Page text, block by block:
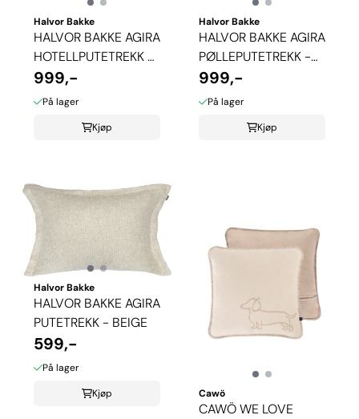
Halvor Bakke
HALVOR BAKKE AGIRA
HOTELLPUTETREKK -
BEIGE
999,-
På lager
Kjøp
Halvor Bakke
HALVOR BAKKE AGIRA
PØLLEPUTETREKK -
BEIGE
999,-
På lager
Kjøp
Halvor Bakke
HALVOR BAKKE AGIRA
PUTETREKK - BEIGE
599,-
På lager
Kjøp
Cawö
CAWÖ WE LOVE